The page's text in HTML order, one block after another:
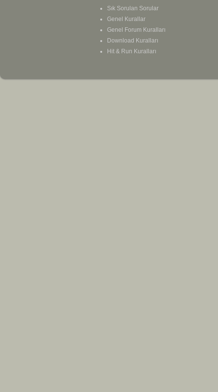
Sık Sorulan Sorular
Genel Kurallar
Genel Forum Kuralları
Download Kuralları
Hit & Run Kuralları